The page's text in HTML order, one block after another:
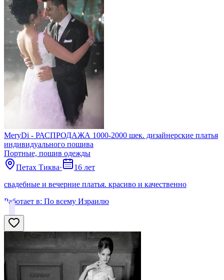
MeryDi - РАСПРОДАЖА 1000-2000 шек. дизайнерские платья
индивидуального пошива
Портные, пошив одежды
Петах Тиква·
16 лет
свадебные и вечерние платья. красиво и качественно
Работает в: По всему Израилю